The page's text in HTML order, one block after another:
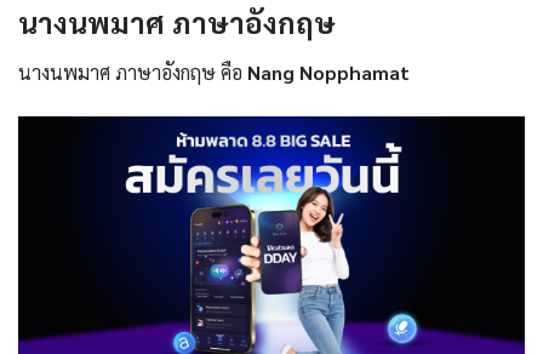
นางนพมาศ ภาษาอังกฤษ
นางนพมาศ ภาษาอังกฤษ คือ Nang Nopphamat